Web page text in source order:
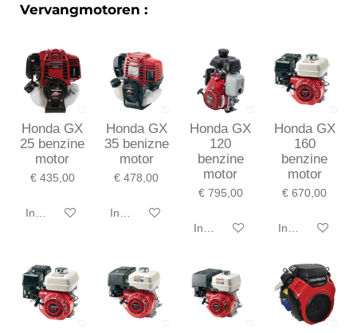
Vervangmotoren :
Honda GX
25 benzine
motor
€ 435,00
In winkelwagen
Honda GX
35 benizne
motor
€ 478,00
In winkelwagen
Honda GX
120
benzine
motor
€ 795,00
In winkelwagen
Honda GX
160
benzine
motor
€ 670,00
In winkelwagen